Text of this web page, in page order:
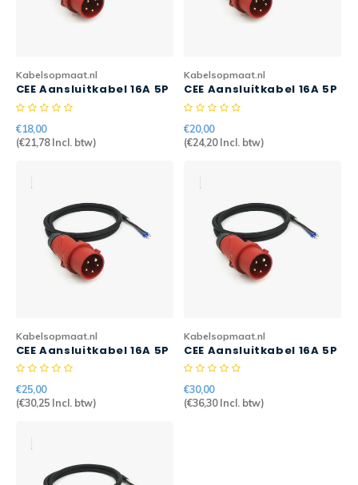
CEE Verlengkabels 32A 400V
CEE Verlengkabels 63A 400V
Kabelsopmaat.nl
CEE Aansluitkabel 16A 5P
1mtr 5G2,5mm2 H07RN-F
€18,00
(€21,78Incl. btw)
Kabelsopmaat.nl
CEE Aansluitkabel 16A 5P
2mtr 5G2,5mm2 H07RN-F
€20,00
(€24,20Incl. btw)
Kabelsopmaat.nl
CEE Aansluitkabel 16A 5P
3mtr 5G2,5mm2 H07RN-F
€25,00
(€30,25Incl. btw)
Kabelsopmaat.nl
CEE Aansluitkabel 16A 5P
5mtr 5G2,5mm2 H07RN-F
€30,00
(€36,30Incl. btw)